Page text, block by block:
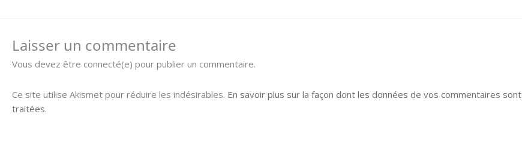
Laisser un commentaire
Vous devez être connecté(e) pour publier un commentaire.
Ce site utilise Akismet pour réduire les indésirables. En savoir plus sur la façon dont les données de vos commentaires sont
traitées.